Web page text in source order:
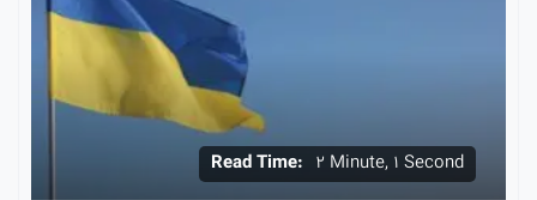
Read Time: 2 Minute, 1 Second